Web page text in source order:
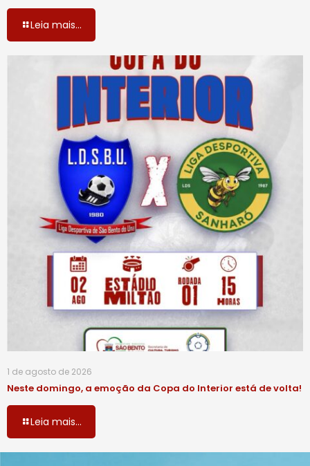
Leia mais...
1 de agosto de 2026
Neste domingo, a emoção da Copa do Interior está de volta!
Leia mais...